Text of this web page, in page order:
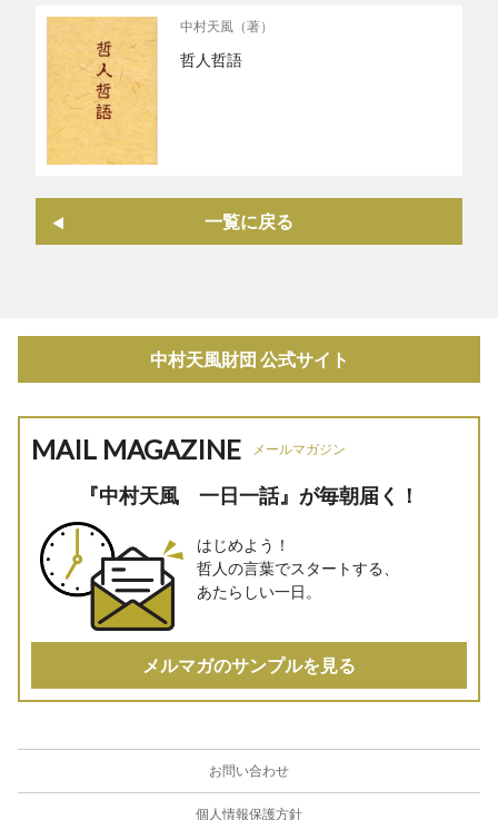
中村天風（著）
哲人哲語
一覧に戻る
中村天風財団 公式サイト
MAIL MAGAZINE メールマガジン
『中村天風 一日一話』が毎朝届く！
はじめよう！
哲人の言葉でスタートする、
あたらしい一日。
メルマガのサンプルを見る
お問い合わせ
個人情報保護方針